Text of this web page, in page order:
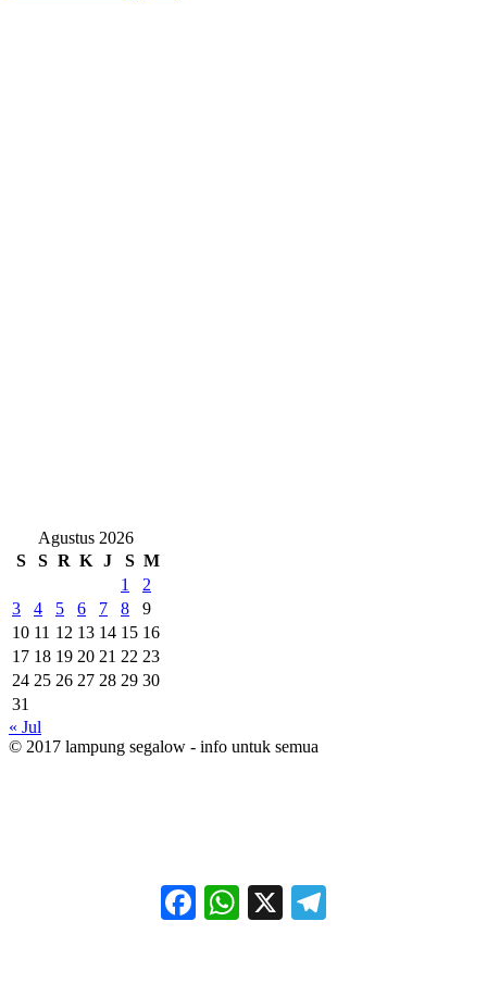
Agustus 2026
S
S R K J S M
1
2
3
4 5 6 7 8
9
10 11 12 13 14 15 16
17 18 19 20 21 22 23
24 25 26 27 28 29 30
31
« Jul
© 2017 lampung segalow - info untuk semua
FacebookWhatsApp
X